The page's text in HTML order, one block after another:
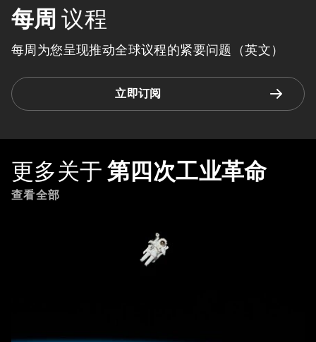
每周 议程
每周为您呈现推动全球议程的紧要问题（英文）
立即订阅
更多关于 第四次工业革命
查看全部